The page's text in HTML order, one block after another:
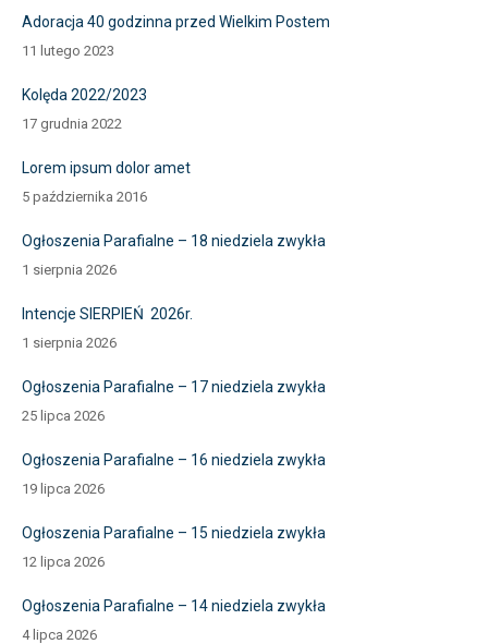
Adoracja 40 godzinna przed Wielkim Postem
11 lutego 2023
Kolęda 2022/2023
17 grudnia 2022
Lorem ipsum dolor amet
5 października 2016
Ogłoszenia Parafialne – 18 niedziela zwykła
1 sierpnia 2026
Intencje SIERPIEŃ 2026r.
1 sierpnia 2026
Ogłoszenia Parafialne – 17 niedziela zwykła
25 lipca 2026
Ogłoszenia Parafialne – 16 niedziela zwykła
19 lipca 2026
Ogłoszenia Parafialne – 15 niedziela zwykła
12 lipca 2026
Ogłoszenia Parafialne – 14 niedziela zwykła
4 lipca 2026